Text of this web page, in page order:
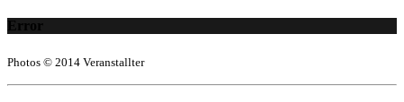
Error
Photos © 2014 Veranstallter